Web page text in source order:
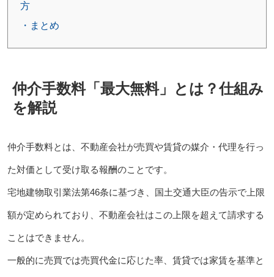
方
・まとめ
仲介手数料「最大無料」とは？仕組み
を解説
仲介手数料とは、不動産会社が売買や賃貸の媒介・代理を行っ
た対価として受け取る報酬のことです。
宅地建物取引業法第46条に基づき、国土交通大臣の告示で上限
額が定められており、不動産会社はこの上限を超えて請求する
ことはできません。
一般的に売買では売買代金に応じた率、賃貸では家賃を基準と